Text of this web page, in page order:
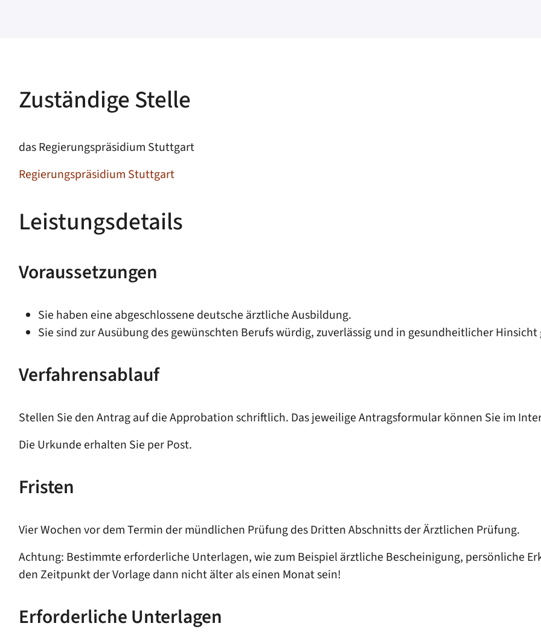
Zuständige Stelle
das Regierungspräsidium Stuttgart
Regierungspräsidium Stuttgart
Leistungsdetails
Voraussetzungen
Sie haben eine abgeschlossene deutsche ärztliche Ausbildung.
Sie sind zur Ausübung des gewünschten Berufs würdig, zuverlässig und in gesundheitlicher
Verfahrensablauf
Stellen Sie den Antrag auf die Approbation schriftlich. Das jeweilige Antragsformular können Sie im
Die Urkunde erhalten Sie per Post.
Fristen
Vier Wochen vor dem Termin der mündlichen Prüfung des Dritten Abschnitts der Ärztlichen Prüfung.
Achtung: Bestimmte erforderliche Unterlagen, wie zum Beispiel ärztliche Bescheinigung, persönliche
den Zeitpunkt der Vorlage dann nicht älter als einen Monat sein!
Erforderliche Unterlagen